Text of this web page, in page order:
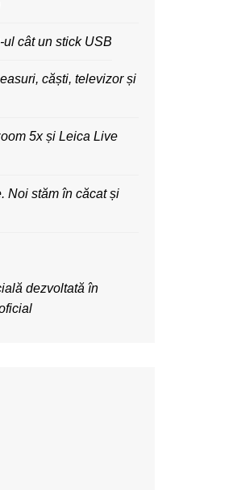
cât un stick USB
căști, televizor și
5x și Leica Live
Noi stăm în căcat și
dezvoltată în